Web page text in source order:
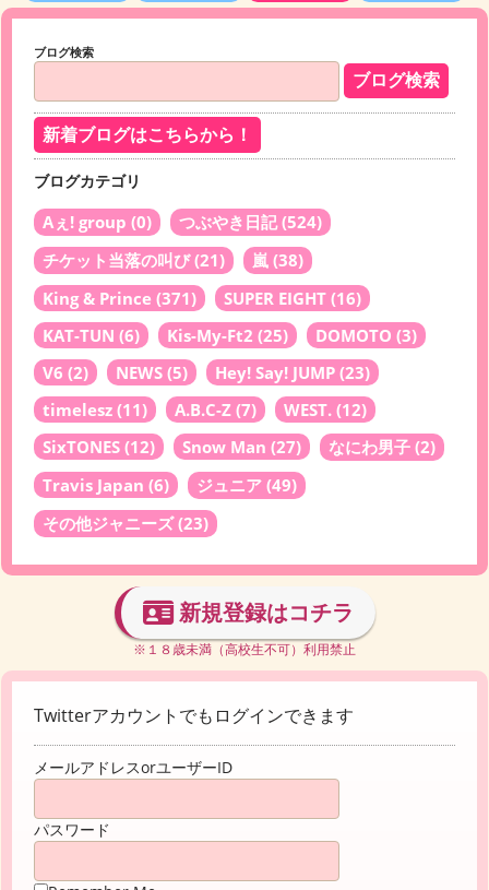
ブログ検索
新着ブログはこちらから！
ブログカテゴリ
Aぇ! group (0) つぶやき日記(524)
チケット当落の叫び(21) 嵐 (38)
King & Prince (371) SUPER EIGHT (16)
KAT-TUN (6) Kis-My-Ft2 (25) DOMOTO (3)
V6 (2) NEWS (5) Hey! Say! JUMP (23)
timelesz (11) A.B.C-Z (7) WEST. (12)
SixTONES (12) Snow Man (27) なにわ男子 (2)
Travis Japan (6) ジュニア (49)
その他ジャニーズ(23)
新規登録はコチラ
※１８歳未満（高校生不可）利用禁止
Twitterアカウントでもログインできます
メールアドレスorユーザーID
パスワード